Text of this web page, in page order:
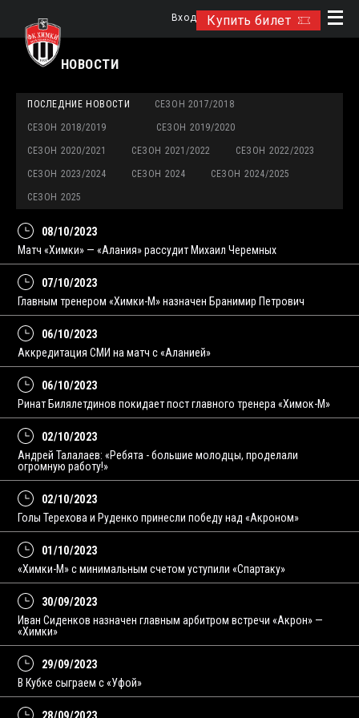
Купить билет
Вход
НОВОСТИ
ПОСЛЕДНИЕ НОВОСТИ СЕЗОН 2017/2018
СЕЗОН 2018/2019 СЕЗОН 2019/2020
СЕЗОН 2020/2021 СЕЗОН 2021/2022 СЕЗОН 2022/2023
СЕЗОН 2023/2024 СЕЗОН 2024 СЕЗОН 2024/2025
СЕЗОН 2025
08/10/2023
Матч «Химки» — «Алания» рассудит Михаил Черемных
07/10/2023
Главным тренером «Химки-М» назначен Бранимир Петрович
06/10/2023
Аккредитация СМИ на матч с «Аланией»
06/10/2023
Ринат Билялетдинов покидает пост главного тренера «Химок-М»
02/10/2023
Андрей Талалаев: «Ребята - большие молодцы, проделали
огромную работу!»
02/10/2023
Голы Терехова и Руденко принесли победу над «Акроном»
01/10/2023
«Химки-М» с минимальным счетом уступили «Спартаку»
30/09/2023
Иван Сиденков назначен главным арбитром встречи «Акрон» —
«Химки»
29/09/2023
В Кубке сыграем с «Уфой»